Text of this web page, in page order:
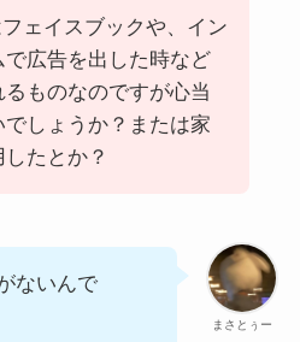
ェイスブックや、イン
で広告を出した時など
るものなのですが心当
でしょうか？または家
たとか？
まさとぅー
ないんで